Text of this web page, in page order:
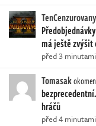
má ještě zvýšit
před 3 minutami
Tomasak
hráčů
před 4 minutami